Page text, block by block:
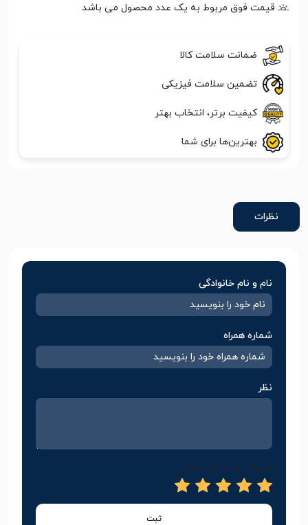
قیمت فوق مربوط به یک عدد محصول می باشد
ضمانت سلامت کالا
تضمین سلامت فیزیکی
کیفیت برتر، انتخاب بهتر
بهترین‌ها برای شما
نظرات
نام و نام خانوادگی
شماره همراه
نظر
امتیاز خود را وارد کنید
ثبت